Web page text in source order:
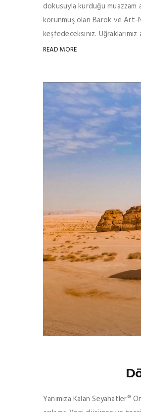
dokusuyla kurduğu
korunmuş olan Barok ve Art-
keşfedeceksiniz. Uğraklarımız
READ MORE
Yanımıza Kalan Seyahatler®